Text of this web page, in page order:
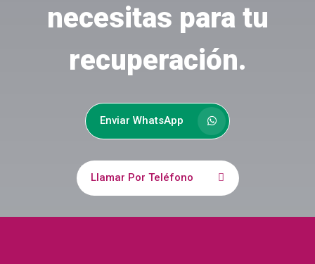
necesitas para tu
recuperación.
Enviar WhatsApp
Llamar Por Teléfono